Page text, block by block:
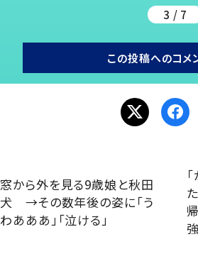
3 / 7
この投稿へのコメ
窓から外を見る9歳娘と秋田
犬 →その数年後の姿に「う
わあああ」「泣ける」